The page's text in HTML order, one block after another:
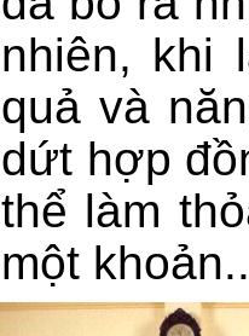
nhiên, khi
quả và
dứt hợp
thể làm
một